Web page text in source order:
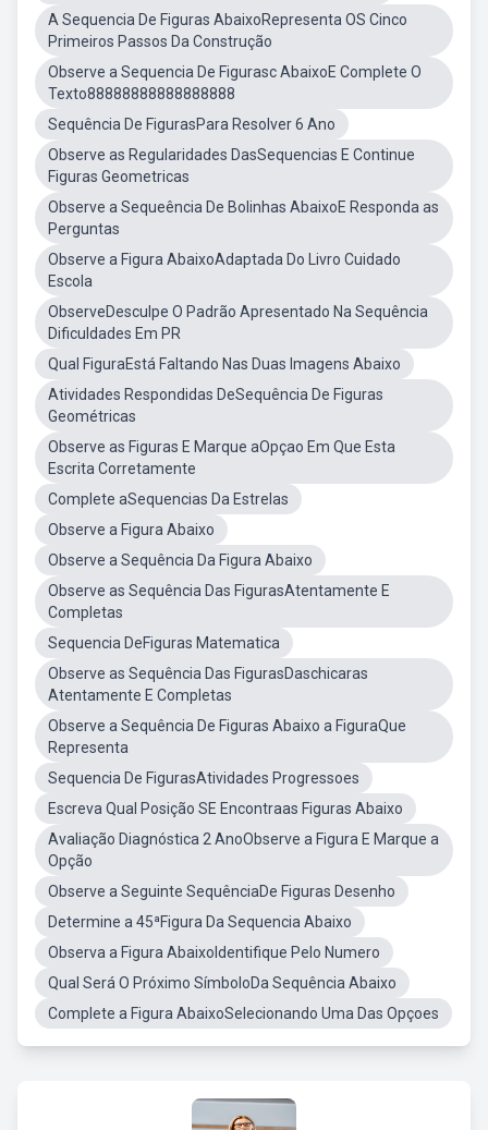
A Sequencia De Figuras AbaixoRepresenta OS Cinco
Primeiros Passos Da Construção
Observe a Sequencia De Figurasc AbaixoE Complete O
Texto88888888888888888
Sequência De FigurasPara Resolver 6 Ano
Observe as Regularidades DasSequencias E Continue
Figuras Geometricas
Observe a Sequeência De Bolinhas AbaixoE Responda as
Perguntas
Observe a Figura AbaixoAdaptada Do Livro Cuidado
Escola
ObserveDesculpe O Padrão Apresentado Na Sequência
Dificuldades Em PR
Qual FiguraEstá Faltando Nas Duas Imagens Abaixo
Atividades Respondidas DeSequência De Figuras
Geométricas
Observe as Figuras E Marque aOpçao Em Que Esta
Escrita Corretamente
Complete aSequencias Da Estrelas
Observe a Figura Abaixo
Observe a Sequência Da Figura Abaixo
Observe as Sequência Das FigurasAtentamente E
Completas
Sequencia DeFiguras Matematica
Observe as Sequência Das FigurasDaschicaras
Atentamente E Completas
Observe a Sequência De Figuras Abaixo a FiguraQue
Representa
Sequencia De FigurasAtividades Progressoes
Escreva Qual Posição SE Encontraas Figuras Abaixo
Avaliação Diagnóstica 2 AnoObserve a Figura E Marque a
Opção
Observe a Seguinte SequênciaDe Figuras Desenho
Determine a 45ªFigura Da Sequencia Abaixo
Observa a Figura AbaixoIdentifique Pelo Numero
Qual Será O Próximo SímboloDa Sequência Abaixo
Complete a Figura AbaixoSelecionando Uma Das Opçoes